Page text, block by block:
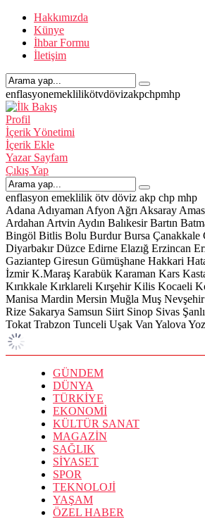
Hakkımızda
Künye
İhbar Formu
İletişim
enflasyonemeklilikötvdövizakpchpmhp
Profil
İçerik Yönetimi
İçerik Ekle
Yazar Sayfam
Çıkış Yap
enflasyon emeklilik ötv döviz akp chp mhp
Adana Adıyaman Afyon Ağrı Aksaray
Ardahan Artvin Aydın Balıkesir Bartın
Bingöl Bitlis Bolu Burdur Bursa Çanakkale
Diyarbakır Düzce Edirne Elazığ Erzincan
Gaziantep Giresun Gümüşhane Hakkari
İzmir K.Maraş Karabük Karaman Kars
Kırıkkale Kırklareli Kırşehir Kilis Kocaeli
Manisa Mardin Mersin Muğla Muş Nevşehir
Rize Sakarya Samsun Siirt Sinop Sivas
Tokat Trabzon Tunceli Uşak Van Yalova
GÜNDEM
DÜNYA
TÜRKİYE
EKONOMİ
KÜLTÜR SANAT
MAGAZİN
SAĞLIK
SİYASET
SPOR
TEKNOLOJİ
YAŞAM
ÖZEL HABER